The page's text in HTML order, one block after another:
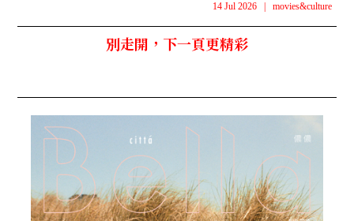
14 Jul 2026 movies&culture
別走開，下一頁更精彩